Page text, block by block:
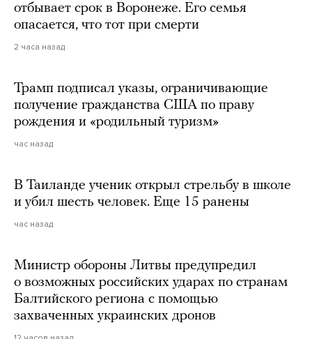
отбывает срок в Воронеже. Его семья
опасается, что тот при смерти
2 часа назад
Трамп подписал указы, ограничивающие
получение гражданства США по праву
рождения и «родильный туризм»
час назад
В Таиланде ученик открыл стрельбу в школе
и убил шесть человек. Еще 15 ранены
час назад
Министр обороны Литвы предупредил
о возможных российских ударах по странам
Балтийского региона с помощью
захваченных украинских дронов